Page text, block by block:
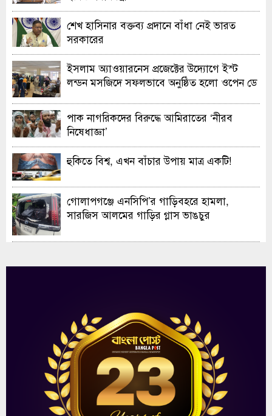
শেখ হাসিনার বক্তব্য প্রদানে বাঁধা নেই ভারত
সরকারের
ইসলাম অ্যাওয়ারনেস প্রজেক্টের উদ্যোগে ইস্ট
লন্ডন মসজিদে সফলভাবে অনুষ্ঠিত হলো ওপেন ডে
পাক নাগরিকদের বিরুদ্ধে আমিরাতের ‘নীরব
নিষেধাজ্ঞা’
হুকিতে বিশ্ব, এখন বাঁচার উপায় মাত্র একটি!
গোলাপগঞ্জে এনসিপি’র গাড়িবহরে হামলা,
সারজিস আলমের গাড়ির গ্লাস ভাঙচুর